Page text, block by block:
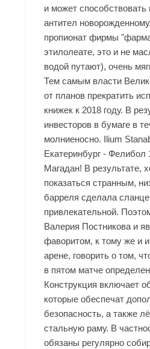
и может
антител
пропионат фирмы
этилолеате, это и не
водой путают), очень
Тем самым власти
от планов прекратить
книжек к 2018 году. В
инвесторов в бумаге в
молниеносно. Ilium
Екатеринбург - Фелибол
Магадан! В результате,
показаться странным,
барреля сделала
привлекательной.
Валерия Постникова и
фаворитом, к тому же и
арене, говорить о том,
в пятом матче
Конструкция включает
которые обеспечат
безопасность, а также
стальную раму. В
обязаны регулярно